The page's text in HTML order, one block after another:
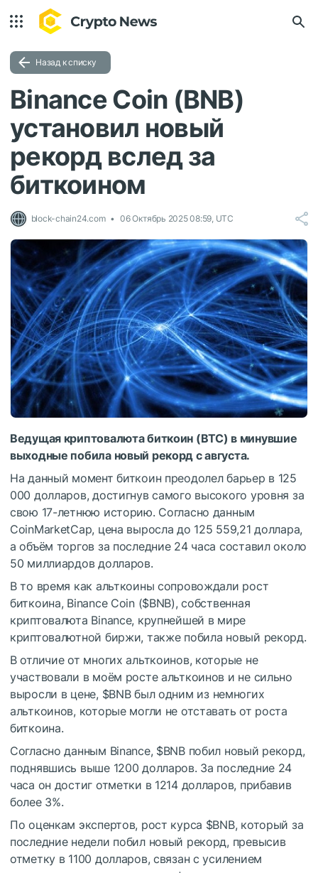
Назад к списку
Binance Coin (BNB)
установил новый
рекорд вслед за
биткоином
block-chain24.com 06 Октябрь 2025 08:59, UTC
Ведущая криптовалюта биткоин (BTC) в минувшие
выходные побила новый рекорд с августа.
На данный момент биткоин преодолел барьер в 125
000 долларов, достигнув самого высокого уровня за
свою 17-летнюю историю. Согласно данным
CoinMarketCap, цена выросла до 125 559,21 доллара,
а объём торгов за последние 24 часа составил около
50 миллиардов долларов.
В то время как альткоины сопровождали рост
биткоина, Binance Coin ($BNB), собственная
криптовалюта Binance, крупнейшей в мире
криптовалютной биржи, также побила новый рекорд.
В отличие от многих альткоинов, которые не
участвовали в моём росте альткоинов и не сильно
выросли в цене, $BNBбыл одним из немногих
альткоинов, которые могли не отставать от роста
биткоина.
Согласно данным Binance, $BNBпобил новый рекорд,
поднявшись выше 1200 долларов. За последние 24
часа он достиг отметки в 1214 долларов, прибавив
более 3%.
По оценкам экспертов, рост курса $BNB, который за
последние недели побил новый рекорд, превысив
отметку в 1100 долларов, связан с усилением